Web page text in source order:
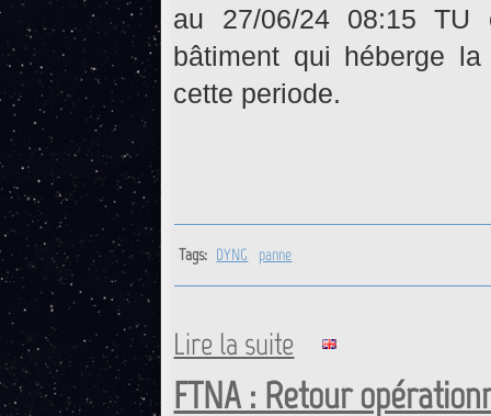
au 27/06/24 08:15 TU
bâtiment qui héberge
cette periode.
Tags: DYNG panne
Lire la suite de DYNG : Retour
FTNA : Retour